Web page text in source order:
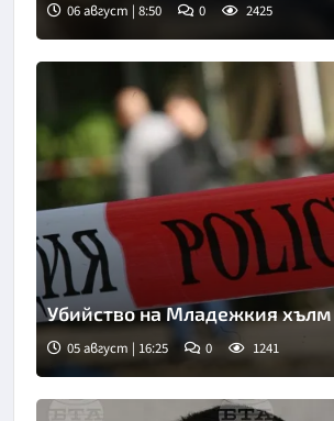
Снимка: goggle
06 август | 8:50 0 2425
Убийство на Младежкия
05 август | 16:25 0 1241